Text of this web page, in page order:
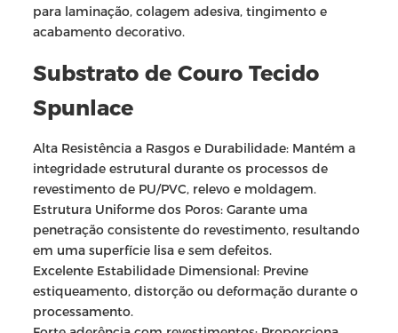
para laminação, colagem adesiva, tingimento e
acabamento decorativo.
Substrato de Couro Tecido
Spunlace
Alta Resistência a Rasgos e Durabilidade: Mantém a
integridade estrutural durante os processos de
revestimento de PU/PVC, relevo e moldagem.
Estrutura Uniforme dos Poros: Garante uma
penetração consistente do revestimento, resultando
em uma superfície lisa e sem defeitos.
Excelente Estabilidade Dimensional: Previne
estiqueamento, distorção ou deformação durante o
processamento.